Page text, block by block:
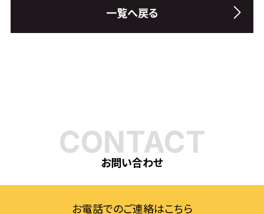
一覧へ戻る
CONTACT
お問い合わせ
お電話でのご連絡はこちら